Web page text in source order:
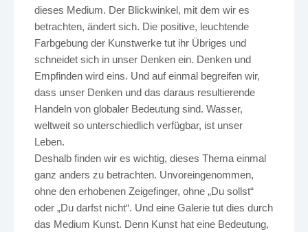
dieses Medium. Der Blickwinkel, mit dem wir es
betrachten, ändert sich. Die positive, leuchtende
Farbgebung der Kunstwerke tut ihr Übriges und
schneidet sich in unser Denken ein. Denken und
Empfinden wird eins. Und auf einmal begreifen wir,
dass unser Denken und das daraus resultierende
Handeln von globaler Bedeutung sind. Wasser,
weltweit so unterschiedlich verfügbar, ist unser
Leben.
Deshalb finden wir es wichtig, dieses Thema einmal
ganz anders zu betrachten. Unvoreingenommen,
ohne den erhobenen Zeigefinger, ohne „Du sollst“
oder „Du darfst nicht“. Und eine Galerie tut dies durch
das Medium Kunst. Denn Kunst hat eine Bedeutung,